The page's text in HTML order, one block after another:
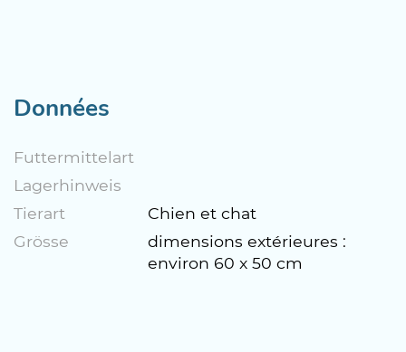
Données
Futtermittelart
Lagerhinweis
Tierart
Chien et chat
Grösse
dimensions extérieures :
environ 60 x 50 cm